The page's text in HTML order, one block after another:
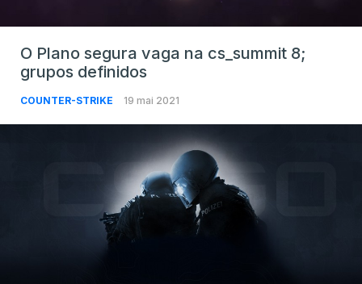
O Plano segura vaga na cs_summit 8;
grupos definidos
COUNTER-STRIKE 19 mai 2021